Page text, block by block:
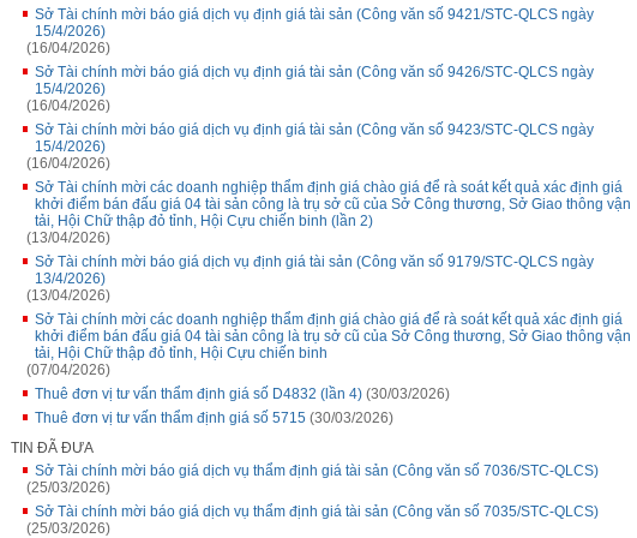
Sở Tài chính mời báo giá dịch vụ định giá tài sản (Công văn số 9421/STC-QLCS ngày
15/4/2026)
(16/04/2026)
Sở Tài chính mời báo giá dịch vụ định giá tài sản (Công văn số 9426/STC-QLCS ngày
15/4/2026)
(16/04/2026)
Sở Tài chính mời báo giá dịch vụ định giá tài sản (Công văn số 9423/STC-QLCS ngày
15/4/2026)
(16/04/2026)
Sở Tài chính mời các doanh nghiệp thẩm định giá chào giá để rà soát kết quả xác định giá
khởi điểm bán đấu giá 04 tài sản công là trụ sở cũ của Sở Công thương, Sở Giao thông vận
tải, Hội Chữ thập đỏ tỉnh, Hội Cựu chiến binh (lần 2)
(13/04/2026)
Sở Tài chính mời báo giá dịch vụ định giá tài sản (Công văn số 9179/STC-QLCS ngày
13/4/2026)
(13/04/2026)
Sở Tài chính mời các doanh nghiệp thẩm định giá chào giá để rà soát kết quả xác định giá
khởi điểm bán đấu giá 04 tài sản công là trụ sở cũ của Sở Công thương, Sở Giao thông vận
tải, Hội Chữ thập đỏ tỉnh, Hội Cựu chiến binh
(07/04/2026)
Thuê đơn vị tư vấn thẩm định giá số D4832 (lần 4) (30/03/2026)
Thuê đơn vị tư vấn thẩm định giá số 5715 (30/03/2026)
TIN ĐÃ ĐƯA
Sở Tài chính mời báo giá dịch vụ thẩm định giá tài sản (Công văn số 7036/STC-QLCS)
(25/03/2026)
Sở Tài chính mời báo giá dịch vụ thẩm định giá tài sản (Công văn số 7035/STC-QLCS)
(25/03/2026)